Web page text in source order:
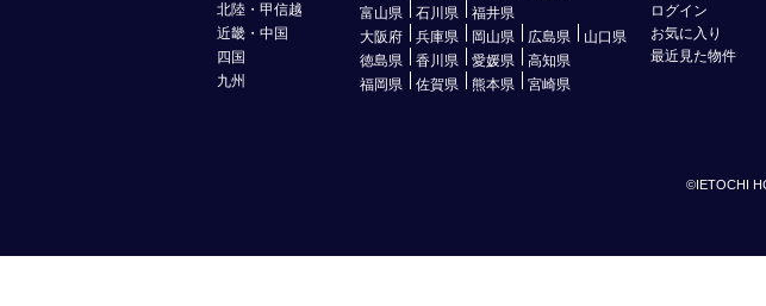
北陸・甲信越
富山県 石川県
福井県
近畿・中国
大阪府 兵庫県 岡山県 広島県
山口県
四国
徳島県 香川県 愛媛県
高知県
九州
福岡県 佐賀県 熊本県 宮崎県
ログイン
お気に入り
最近見た物件
©IETOCHI